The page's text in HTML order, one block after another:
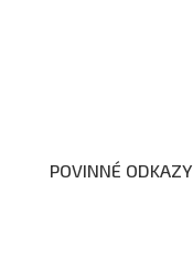
POVINNÉ ODKAZY